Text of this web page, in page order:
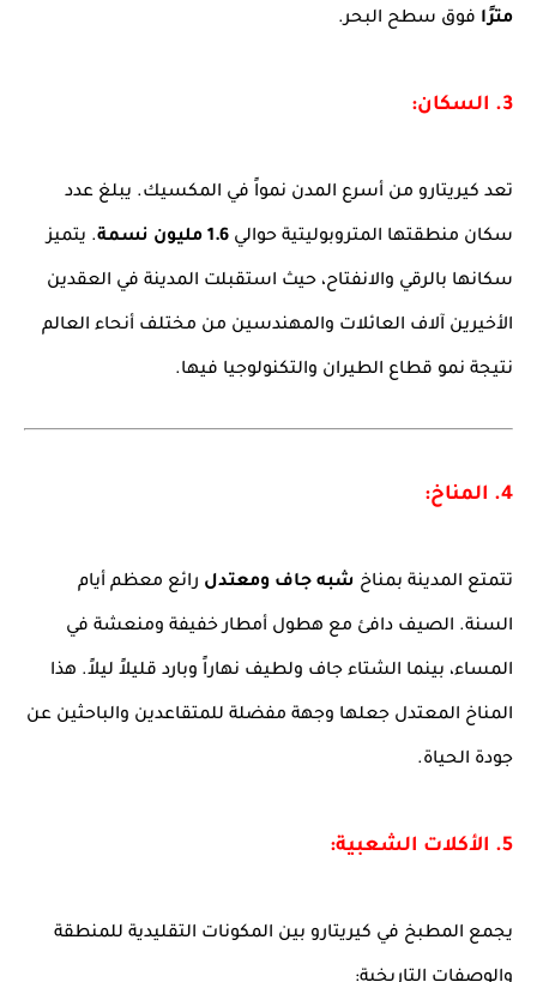
مترًا فوق سطح البحر.
3. السكان:
تعد كيريتارو من أسرع المدن نمواً في المكسيك. يبلغ عدد
سكان منطقتها المتروبوليتية حوالي 1.6 مليون نسمة . يتميز
سكانها بالرقي والانفتاح، حيث استقبلت المدينة في العقدين
الأخيرين آلاف العائلات والمهندسين من مختلف أنحاء العالم
نتيجة نمو قطاع الطيران والتكنولوجيا فيها.
4. المناخ:
تتمتع المدينة بمناخ شبه جاف ومعتدل رائع معظم أيام
السنة. الصيف دافئ مع هطول أمطار خفيفة ومنعشة في
المساء، بينما الشتاء جاف ولطيف نهاراً وبارد قليلاً ليلاً. هذا
المناخ المعتدل جعلها وجهة مفضلة للمتقاعدين والباحثين عن
جودة الحياة.
5. الأكلات الشعبية:
يجمع المطبخ في كيريتارو بين المكونات التقليدية للمنطقة